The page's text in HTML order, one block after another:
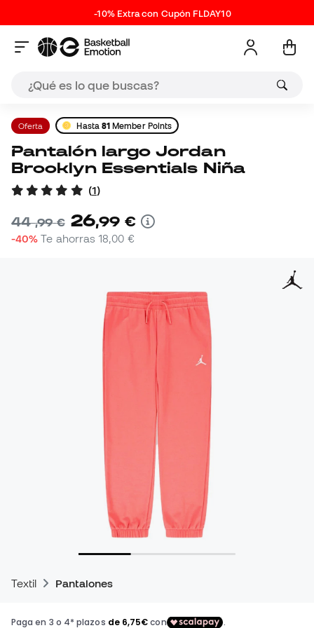
-10% Extra con Cupón FLDAY10
Oferta Hasta 81 Member Points
Pantalón largo Jordan
Brooklyn Essentials Niña
(1)
44,99 € 26,99 €
-40% Te ahorras18,00 €
Textil Pantalones